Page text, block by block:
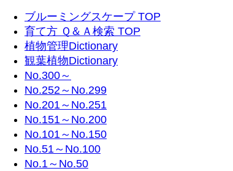
ブルーミングスケープ TOP
育て方 Ｑ＆Ａ検索 TOP
植物管理Dictionary
観葉植物Dictionary
No.300～
No.252～No.299
No.201～No.251
No.151～No.200
No.101～No.150
No.51～No.100
No.1～No.50